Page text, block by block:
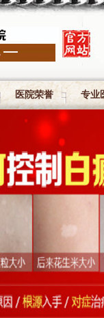
医院荣誉 专业